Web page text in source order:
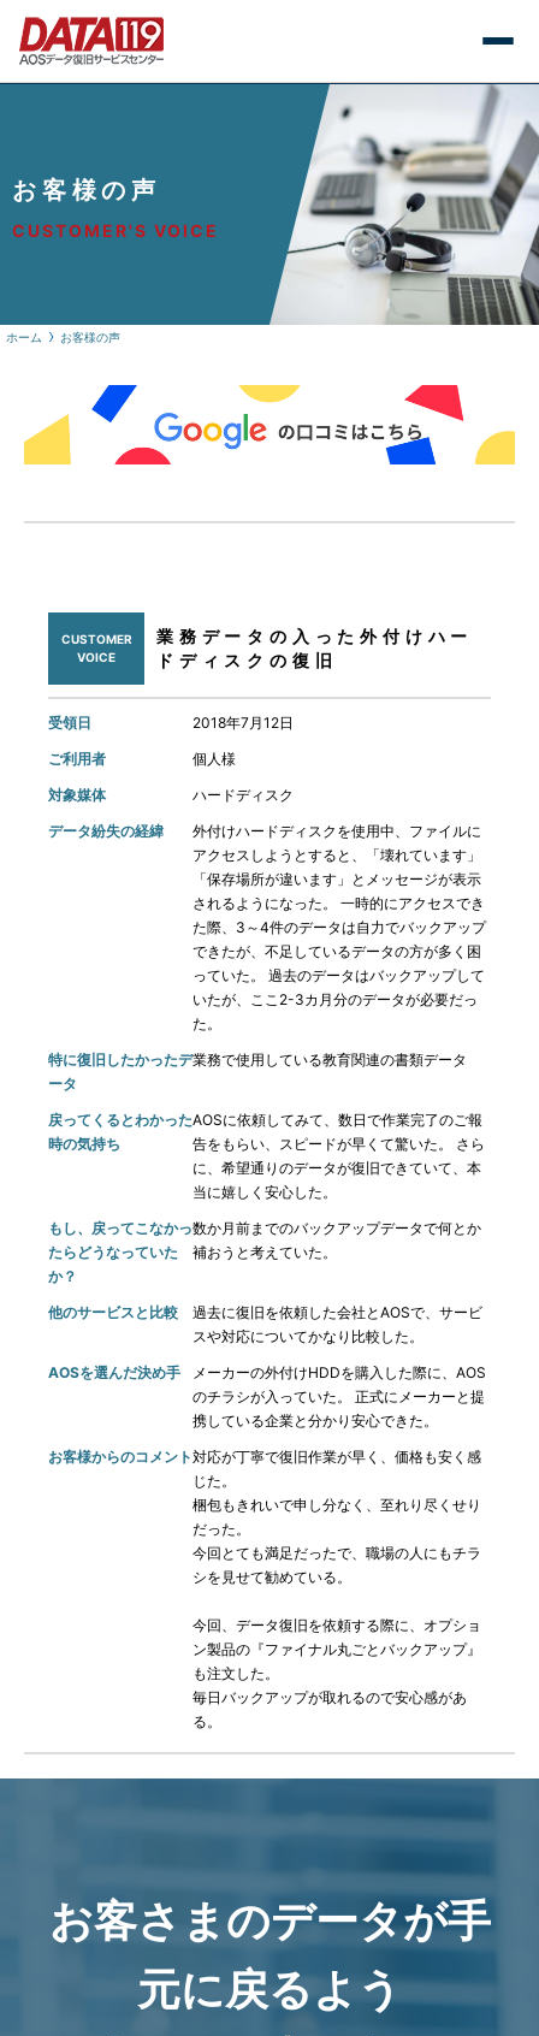
お客様の声
CUSTOMER'S VOICE
ホーム お客様の声
CUSTOMER
VOICE
業務データの入った外付けハー
ドディスクの復旧
受領日
2018年7月12日
ご利用者
個人様
対象媒体
ハードディスク
データ紛失の経緯
外付けハードディスクを使用中、ファイルに
アクセスしようとすると、「壊れています」
「保存場所が違います」とメッセージが表示
されるようになった。 一時的にアクセスでき
た際、3～4件のデータは自力でバックアップ
できたが、不足しているデータの方が多く困
っていた。 過去のデータはバックアップして
いたが、ここ2-3カ月分のデータが必要だっ
た。
特に復旧したかったデ
ータ
業務で使用している教育関連の書類データ
戻ってくるとわかった
時の気持ち
AOSに依頼してみて、数日で作業完了のご報
告をもらい、スピードが早くて驚いた。 さら
に、希望通りのデータが復旧できていて、本
当に嬉しく安心した。
もし、戻ってこなかっ
たらどうなっていた
か？
数か月前までのバックアップデータで何とか
補おうと考えていた。
他のサービスと比較
過去に復旧を依頼した会社とAOSで、サービ
スや対応についてかなり比較した。
AOSを選んだ決め手
メーカーの外付けHDDを購入した際に、AOS
のチラシが入っていた。 正式にメーカーと提
携している企業と分かり安心できた。
お客様からのコメント対応が丁寧で復旧作業が早く、価格も安く感
じた。
梱包もきれいで申し分なく、至れり尽くせり
だった。
今回とても満足だったで、職場の人にもチラ
シを見せて勧めている。
今回、データ復旧を依頼する際に、オプショ
ン製品の『ファイナル丸ごとバックアップ』
も注文した。
毎日バックアップが取れるので安心感があ
る。
お客さまのデータが手
元に戻るよう